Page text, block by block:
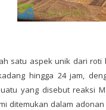
satu aspek unik dari
hingga 24 jam,
yang disebut reaksi
ditemukan dalam